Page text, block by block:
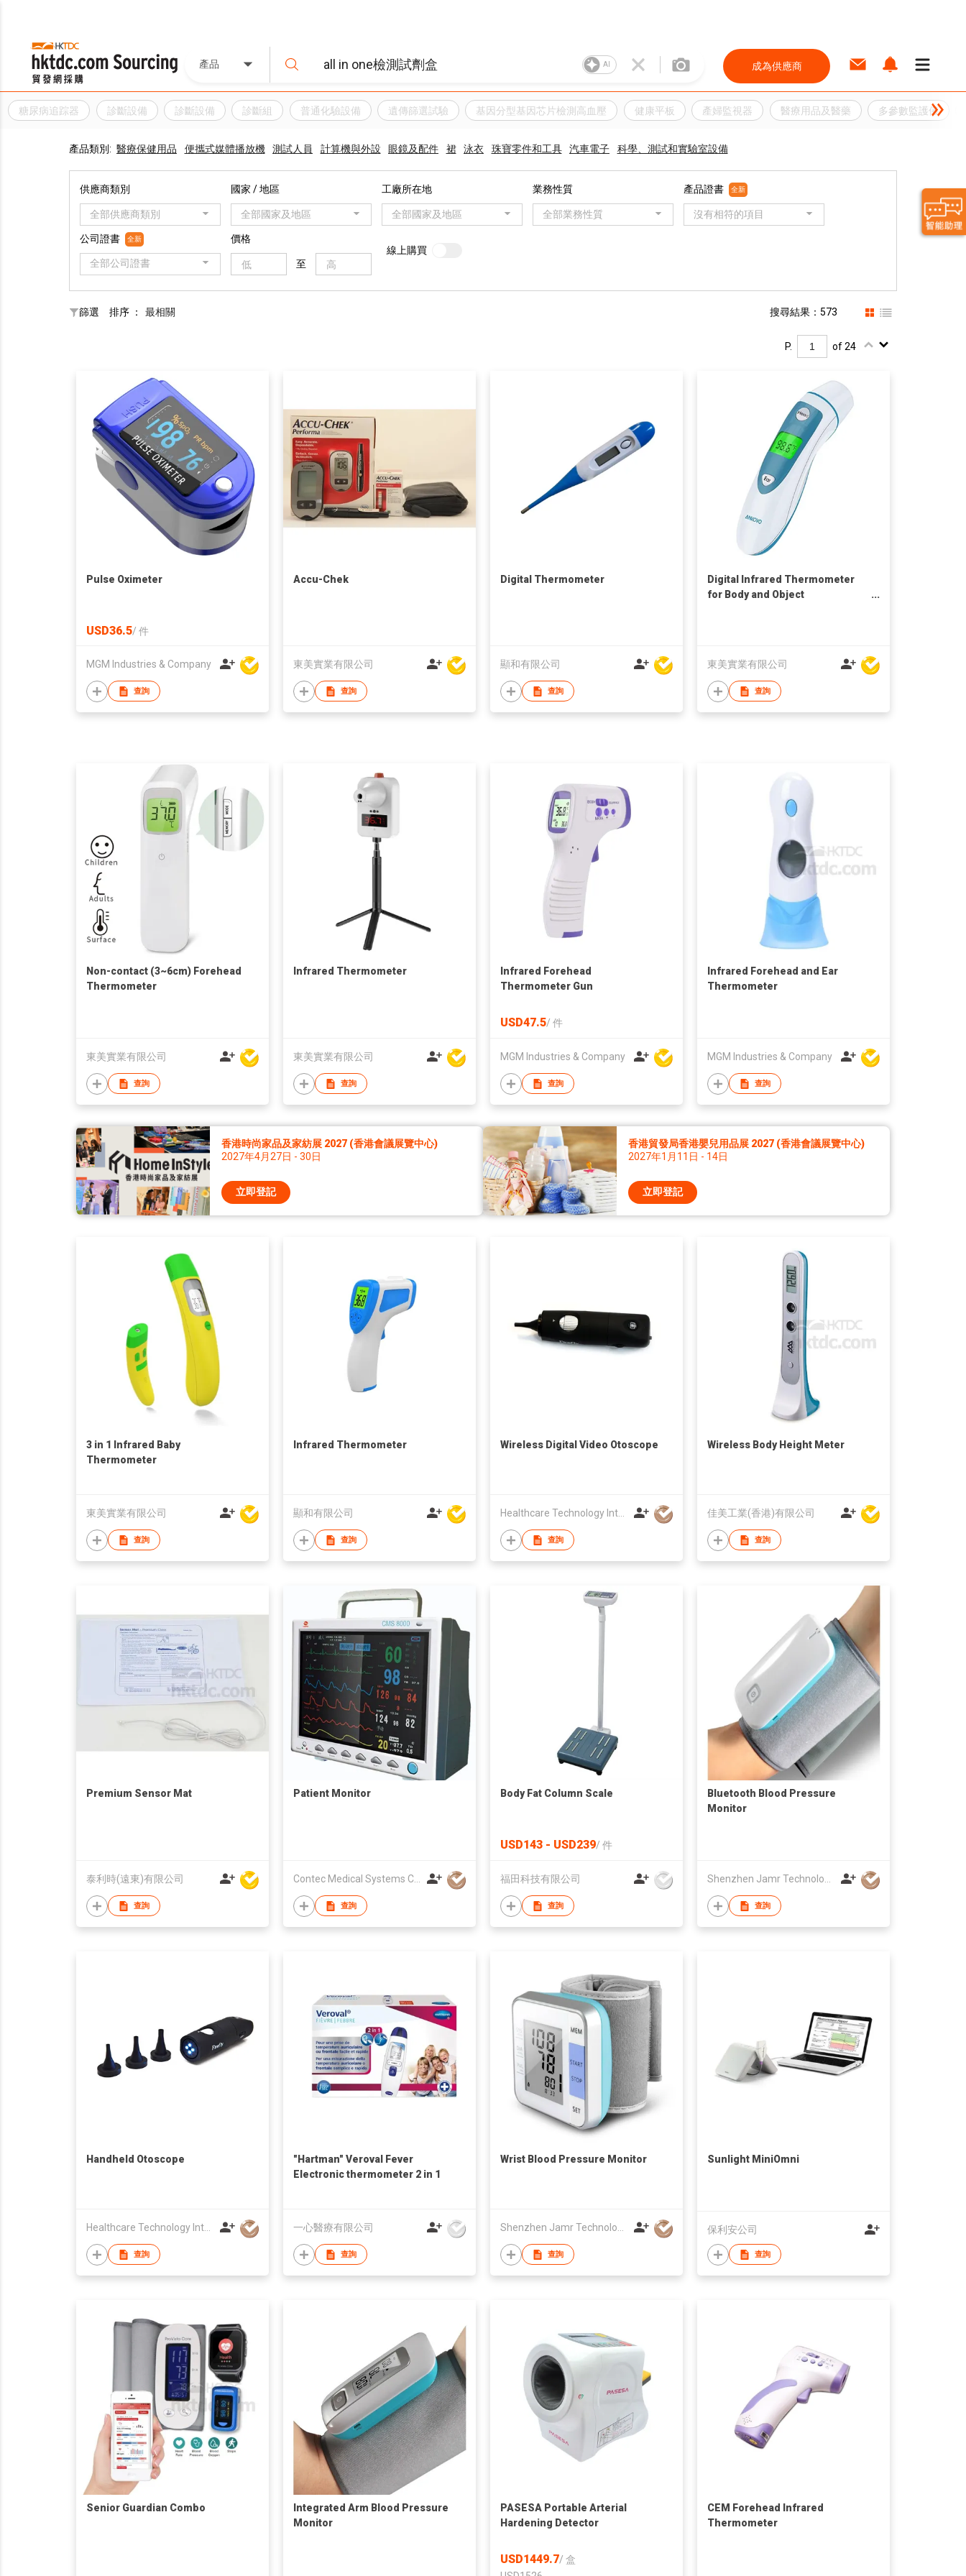
產品 AI 成為供應商
糖尿病追踪器 診斷設備 診斷設備 診斷組 普通化驗設備 遺傳篩選試驗 基因分型基因芯片檢測高血壓 健康平板 產婦監視器 醫療用品及醫藥 多參數監護儀
產品類別: 醫療保健用品 便攜式媒體播放機 測試人員 計算機與外設 眼鏡及配件 裙 泳衣 珠寶零件和工具 汽車電子 科學、測試和實驗室設備
供應商類別
全部供應商類別
國家 / 地區
全部國家及地區
工廠所在地
全部國家及地區
業務性質
全部業務性質
產品證書 全新
沒有相符的項目
公司證書 全新
全部公司證書
價格
至
線上購買
篩選 排序 ： 最相關 搜尋結果：573
P. of 24
Pulse Oximeter
USD36.5/ 件
MGM Industries & Company
查詢
Accu-Chek
東美實業有限公司
查詢
Digital Thermometer
顯和有限公司
查詢
Digital Infrared Thermometer
for Body and Object
東美實業有限公司
查詢
Non-contact (3~6cm) Forehead
Thermometer
東美實業有限公司
查詢
Infrared Thermometer
東美實業有限公司
查詢
Infrared Forehead
Thermometer Gun
USD47.5/ 件
MGM Industries & Company
查詢
Infrared Forehead and Ear
Thermometer
MGM Industries & Company
查詢
香港時尚家品及家紡展 2027 (香港會議展覽中心)
2027年4月27日 - 30日
立即登記
香港貿發局香港嬰兒用品展 2027 (香港會議展覽中心)
2027年1月11日 - 14日
立即登記
3 in 1 Infrared Baby
Thermometer
東美實業有限公司
查詢
Infrared Thermometer
顯和有限公司
查詢
Wireless Digital Video Otoscope
查詢
Wireless Body Height Meter
佳美工業(香港)有限公司
查詢
Premium Sensor Mat
泰利時(遠東)有限公司
查詢
Patient Monitor
查詢
Body Fat Column Scale
USD143 - USD239/ 件
福田科技有限公司
查詢
Bluetooth Blood Pressure
Monitor
查詢
Handheld Otoscope
查詢
"Hartman" Veroval Fever
Electronic thermometer 2 in 1
一心醫療有限公司
查詢
Wrist Blood Pressure Monitor
查詢
Sunlight MiniOmni
保利安公司
查詢
Senior Guardian Combo
Integrated Arm Blood Pressure
Monitor
PASESA Portable Arterial
Hardening Detector
USD1449.7/ 盒
CEM Forehead Infrared
Thermometer